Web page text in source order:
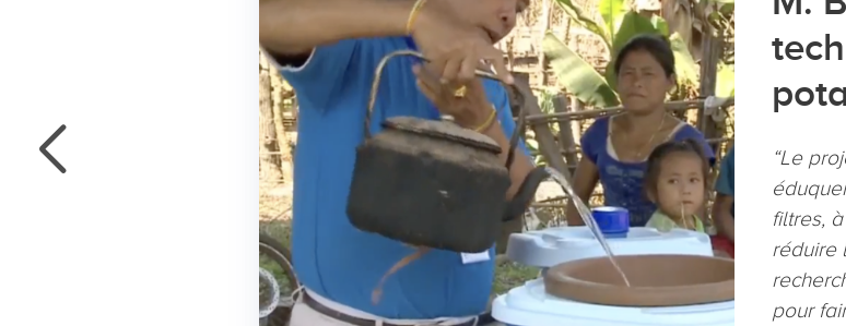
“Le
filtres,
réduire
pour